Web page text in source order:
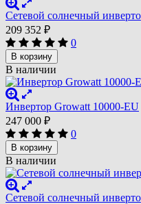
Сетевой солнечный
209 352 ₽
0
В корзину
В наличии
Инвертор Growatt 10000-EU
247 000 ₽
0
В корзину
В наличии
Сетевой солнечный